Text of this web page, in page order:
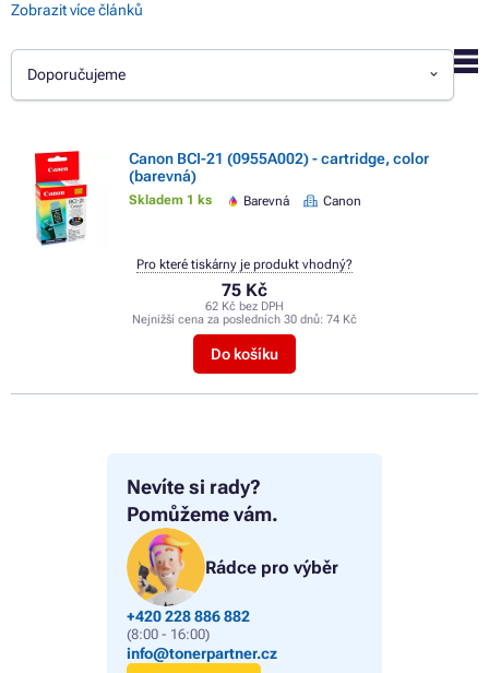
Nevíte si rady?
Pomůžeme vám.
Rádce pro výběr
+420 228 886 882
(8:00 - 16:00)
info@tonerpartner.cz
Zobrazit více článků
Doporučujeme
Canon BCI-21 (0955A002) - cartridge, color
(barevná)
Skladem 1 ks Barevná Canon
75 Kč
62 Kč bez DPH
Nejnižší cena za posledních 30 dnů: 74 Kč
Do košíku
Pro které tiskárny je produkt vhodný?